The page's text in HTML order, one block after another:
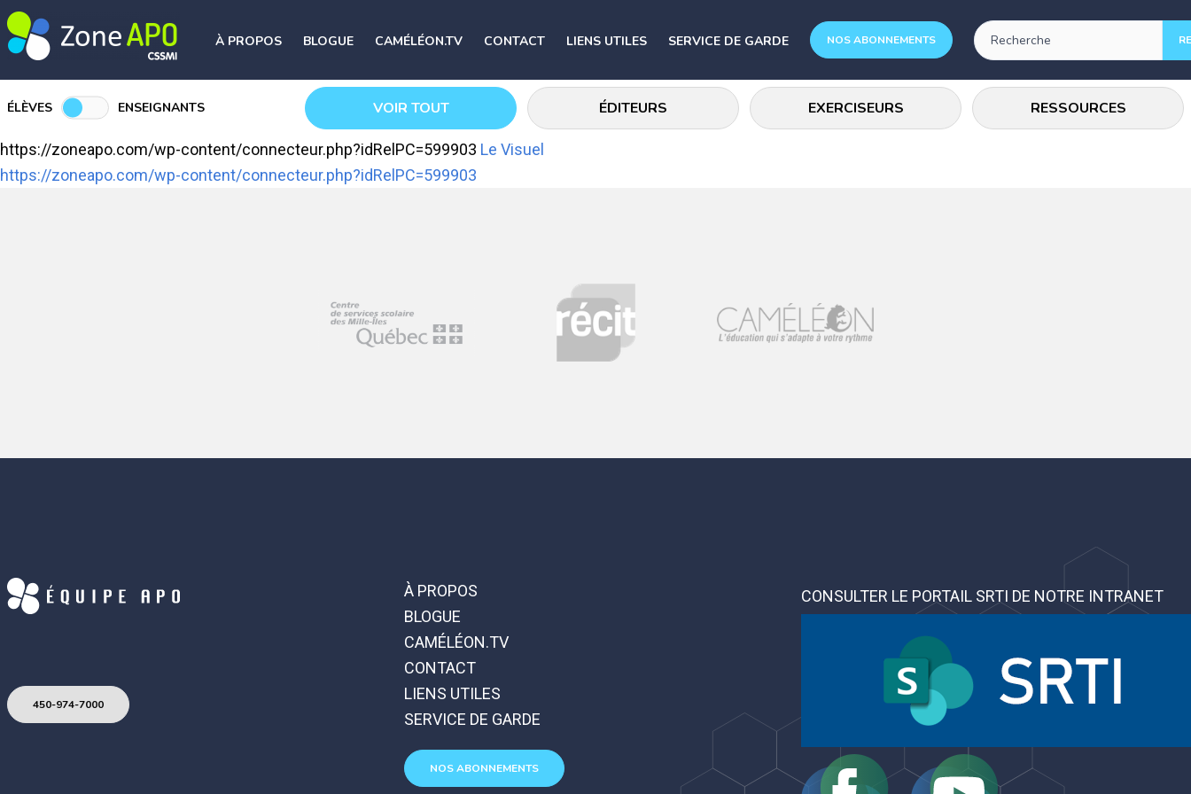
À PROPOS BLOGUE CAMÉLÉON.TV CONTACT LIENS UTILES SERVICE DE GARDE NOS ABONNEMENTS
ÉLÈVES ENSEIGNANTS VOIR TOUT ÉDITEURS EXERCISEURS RESSOURCES
https://zoneapo.com/wp-content/connecteur.php?idRelPC=599903 Le Visuel
https://zoneapo.com/wp-content/connecteur.php?idRelPC=599903
450-974-7000
À PROPOS
BLOGUE
CAMÉLÉON.TV
CONTACT
LIENS UTILES
SERVICE DE GARDE
NOS ABONNEMENTS
CONSULTER LE PORTAIL SRTI DE NOTRE INTRANET